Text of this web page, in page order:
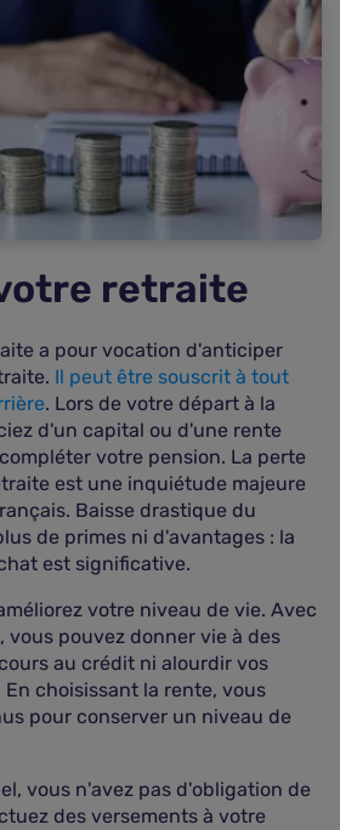
en euros de vos anciens
flexible
?
sur les avantages du PER
retraite
a pour vocation d'anticiper
Il peut être souscrit à tout
. Lors de votre départ à la
d'un capital ou d'une rente
votre pension. La perte
est une inquiétude majeure
Baisse drastique du
de primes ni d'avantages : la
est significative.
votre niveau de vie. Avec
vous pouvez donner vie à des
au crédit ni alourdir vos
choisissant la rente, vous
pour conserver un niveau de
vous n'avez pas d'obligation de
des versements à votre